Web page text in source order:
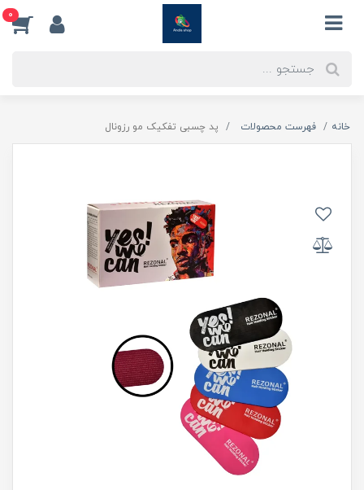
0
خانه فهرست محصولات پد چسبی تفکیک مو رزونال